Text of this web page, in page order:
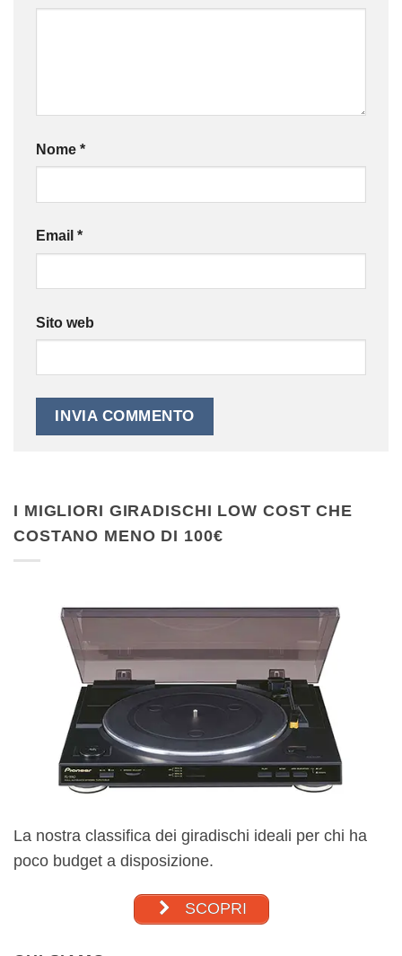
Nome *
Email *
Sito web
I MIGLIORI GIRADISCHI LOW COST CHE
COSTANO MENO DI 100€
La nostra classifica dei giradischi ideali per chi ha
poco budget a disposizione.
SCOPRI